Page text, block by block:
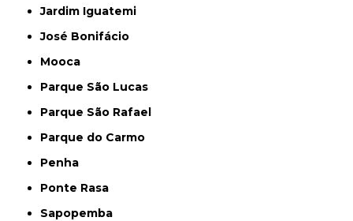
Jardim Iguatemi
José Bonifácio
Mooca
Parque São Lucas
Parque São Rafael
Parque do Carmo
Penha
Ponte Rasa
Sapopemba